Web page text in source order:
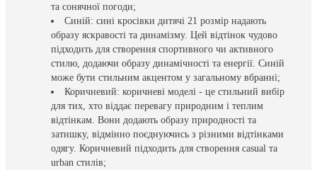
та сонячної погоди;
Синій: сині кросівки дитячі 21 розмір надають
образу яскравості та динамізму. Цей відтінок чудово
підходить для створення спортивного чи активного
стилю, додаючи образу динамічності та енергії. Синій
може бути стильним акцентом у загальному вбранні;
Коричневий: коричневі моделі - це стильний вибір
для тих, хто віддає перевагу природним і теплим
відтінкам. Вони додають образу природності та
затишку, відмінно поєднуючись з різними відтінками
одягу. Коричневий підходить для створення casual та
urban стилів;